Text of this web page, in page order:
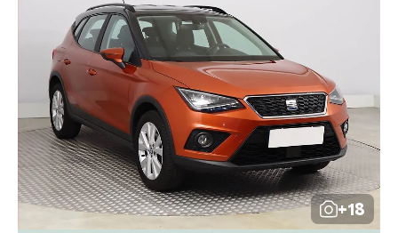
+18